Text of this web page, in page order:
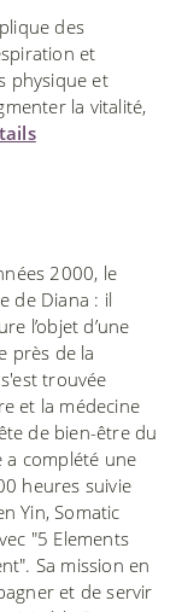
des
et
physique et
la vitalité,
2000, le
de Diana : il
l’objet d’une
près de la
trouvée
et la médecine
de bien-être du
a complété une
heures suivie
Yin, Somatic
"5 Elements
Sa mission en
et de servir